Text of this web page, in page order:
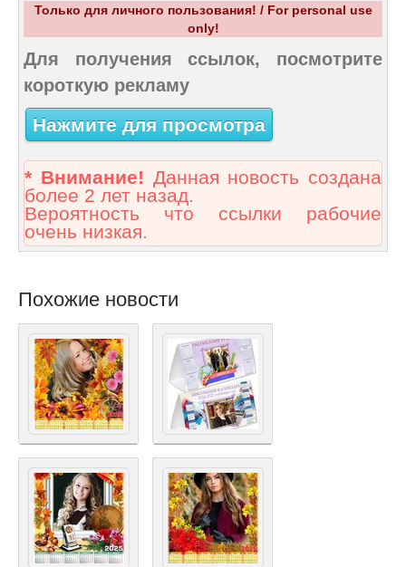
Только для личного пользования! / For personal use
only!
Для получения ссылок, посмотрите
короткую рекламу
Нажмите для просмотра
* Внимание! Данная новость создана
более 2 лет назад.
Вероятность что ссылки рабочие
очень низкая.
Похожие новости